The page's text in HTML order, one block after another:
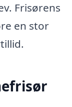
Frisørens
en stor